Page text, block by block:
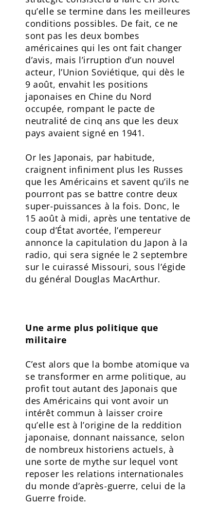
qu’elle se termine dans les meilleures
conditions possibles. De fait, ce ne
sont pas les deux bombes
américaines qui les ont fait changer
d’avis, mais l’irruption d’un nouvel
acteur, l’Union Soviétique, qui dès le
9 août, envahit les positions
japonaises en Chine du Nord
occupée, rompant le pacte de
neutralité de cinq ans que les deux
pays avaient signé en 1941.
Or les Japonais, par habitude,
craignent infiniment plus les Russes
que les Américains et savent qu’ils ne
pourront pas se battre contre deux
super-puissances à la fois. Donc, le
15 août à midi, après une tentative de
coup d’État avortée, l’empereur
annonce la capitulation du Japon à la
radio, qui sera signée le 2 septembre
sur le cuirassé Missouri, sous l’égide
du général Douglas MacArthur.
Une arme plus politique que
militaire
C’est alors que la bombe atomique va
se transformer en arme politique, au
profit tout autant des Japonais que
des Américains qui vont avoir un
intérêt commun à laisser croire
qu’elle est à l’origine de la reddition
japonaise, donnant naissance, selon
de nombreux historiens actuels, à
une sorte de mythe sur lequel vont
reposer les relations internationales
du monde d’après-guerre, celui de la
Guerre froide.